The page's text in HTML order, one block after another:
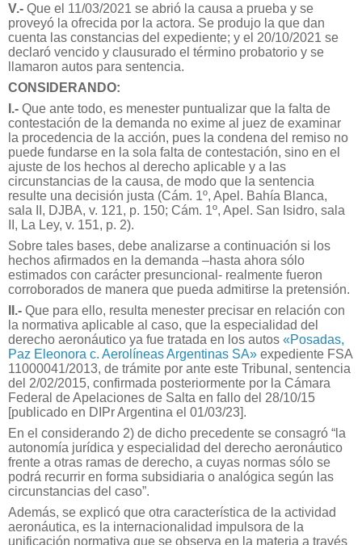
V.- Que el 11/03/2021 se abrió la causa a prueba y se
proveyó la ofrecida por la actora. Se produjo la que dan
cuenta las constancias del expediente; y el 20/10/2021 se
declaró vencido y clausurado el término probatorio y se
llamaron autos para sentencia.
CONSIDERANDO:
I.- Que ante todo, es menester puntualizar que la falta de
contestación de la demanda no exime al juez de examinar
la procedencia de la acción, pues la condena del remiso no
puede fundarse en la sola falta de contestación, sino en el
ajuste de los hechos al derecho aplicable y a las
circunstancias de la causa, de modo que la sentencia
resulte una decisión justa (Cám. 1º, Apel. Bahía Blanca,
sala II, DJBA, v. 121, p. 150; Cám. 1º, Apel. San Isidro, sala
II, La Ley, v. 151, p. 2).
Sobre tales bases, debe analizarse a continuación si los
hechos afirmados en la demanda –hasta ahora sólo
estimados con carácter presuncional- realmente fueron
corroborados de manera que pueda admitirse la pretensión.
II.- Que para ello, resulta menester precisar en relación con
la normativa aplicable al caso, que la especialidad del
derecho aeronáutico ya fue tratada en los autos «Posadas,
Paz Eleonora c. Aerolíneas Argentinas SA» expediente FSA
11000041/2013, de trámite por ante este Tribunal, sentencia
del 2/02/2015, confirmada posteriormente por la Cámara
Federal de Apelaciones de Salta en fallo del 28/10/15
[publicado en DIPr Argentina el 01/03/23].
En el considerando 2) de dicho precedente se consagró “la
autonomía jurídica y especialidad del derecho aeronáutico
frente a otras ramas de derecho, a cuyas normas sólo se
podrá recurrir en forma subsidiaria o analógica según las
circunstancias del caso”.
Además, se explicó que otra característica de la actividad
aeronáutica, es la internacionalidad impulsora de la
unificación normativa que se observa en la materia a través